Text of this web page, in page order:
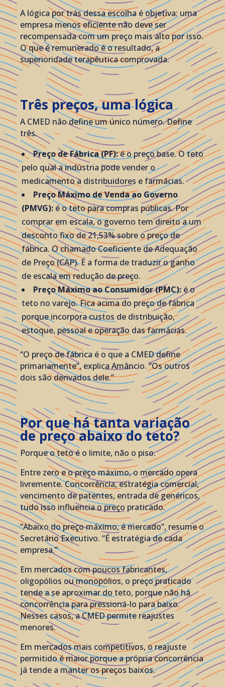
A lógica por trás dessa escolha é objetiva: uma
empresa menos eficiente não deve ser
recompensada com um preço mais alto por isso.
O que é remunerado é o resultado, a
superioridade terapêutica comprovada.
Três preços, uma lógica
A CMED não define um único número. Define
três.
Preço de Fábrica (PF):é o preço base. O teto
pelo qual a indústria pode vender o
medicamento a distribuidores e farmácias.
Preço Máximo de Venda ao Governo
(PMVG): é o teto para compras públicas. Por
comprar em escala, o governo tem direito a um
desconto fixo de 21,53% sobre o preço de
fábrica. O chamado Coeficiente de Adequação
de Preço (CAP). É a forma de traduzir o ganho
de escala em redução de preço.
Preço Máximo ao Consumidor (PMC): é o
teto no varejo. Fica acima do preço de fábrica
porque incorpora custos de distribuição,
estoque, pessoal e operação das farmácias.
“O preço de fábrica é o que a CMED define
primariamente”, explica Amâncio. “Os outros
dois são derivados dele.”
Por que há tanta variação
de preço abaixo do teto?
Porque o teto é o limite, não o piso.
Entre zero e o preço máximo, o mercado opera
livremente. Concorrência, estratégia comercial,
vencimento de patentes, entrada de genéricos,
tudo isso influencia o preço praticado.
“Abaixo do preço máximo, é mercado”, resume o
Secretário Executivo. “É estratégia de cada
empresa.”
Em mercados com poucos fabricantes,
oligopólios ou monopólios, o preço praticado
tende a se aproximar do teto, porque não há
concorrência para pressioná-lo para baixo.
Nesses casos, a CMED permite reajustes
menores.
Em mercados mais competitivos, o reajuste
permitido é maior porque a própria concorrência
já tende a manter os preços baixos.